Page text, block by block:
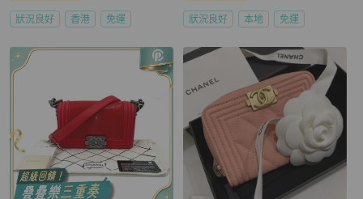
狀況良好 香港 免運 狀況良好 本地 免運